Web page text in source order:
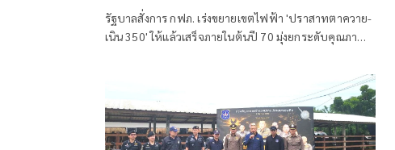
รัฐบาลสั่งการ กฟภ. เร่งขยายเขตไฟฟ้า 'ปราสาทตาควาย-
เนิน 350' ให้แล้วเสร็จภายในต้นปี 70 มุ่งยกระดับคุณภาพ